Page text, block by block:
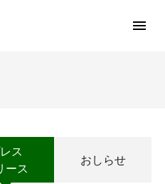
ス
ース
おしらせ